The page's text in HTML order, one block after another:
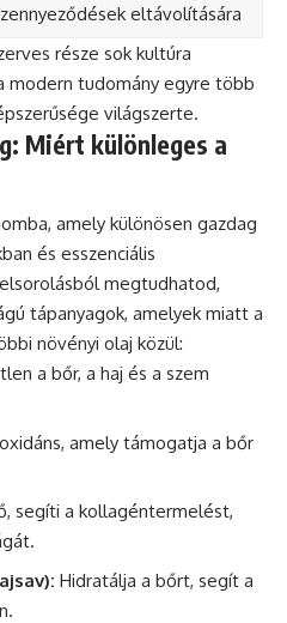
eltávolítására
része sok kultúra
modern tudomány egyre több
világszerte.
Miért különleges a
amely különösen gazdag
és esszenciális
megtudhatod,
tápanyagok, amelyek miatt a
növényi olaj közül:
a bőr, a haj és a szem
amely támogatja a bőr
segíti a kollagéntermelést,
Hidratálja a bőrt, segít a